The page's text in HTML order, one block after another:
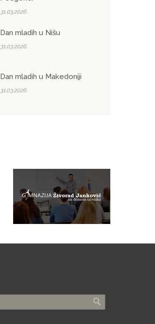
31.03.2026.
Dan mladih u Nišu
31.03.2026.
Dan mladih u Makedoniji
31.03.2026.